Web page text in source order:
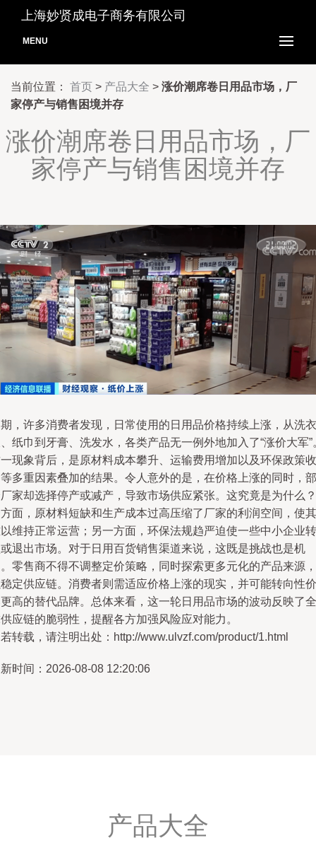
上海妙贤成电子商务有限公司
MENU
当前位置： 首页 > 产品大全 > 涨价潮席卷日用品市场，厂
家停产与销售困境并存
涨价潮席卷日用品市场，厂
家停产与销售困境并存
，许多消费者发现，日常使用的日用品价格持续上涨，从洗衣
纸巾到牙膏、洗发水，各类产品无一例外地加入了“涨价大军”
现象背后，是原材料成本攀升、运输费用增加以及环保政策收
多重因素叠加的结果。令人意外的是，在价格上涨的同时，部
家却选择停产或减产，导致市场供应紧张。这究竟是为什么？
面，原材料短缺和生产成本过高压缩了厂家的利润空间，使其
维持正常运营；另一方面，环保法规趋严迫使一些中小企业转
退出市场。对于日用百货销售渠道来说，这既是挑战也是机
零售商不得不调整定价策略，同时探索更多元化的产品来源，
定供应链。消费者则需适应价格上涨的现实，并可能转向性价
高的替代品牌。总体来看，这一轮日用品市场的波动反映了全
应链的脆弱性，提醒各方加强风险应对能力。
转载，请注明出处：http://www.ulvzf.com/product/1.html
时间：2026-08-08 12:20:06
产品大全